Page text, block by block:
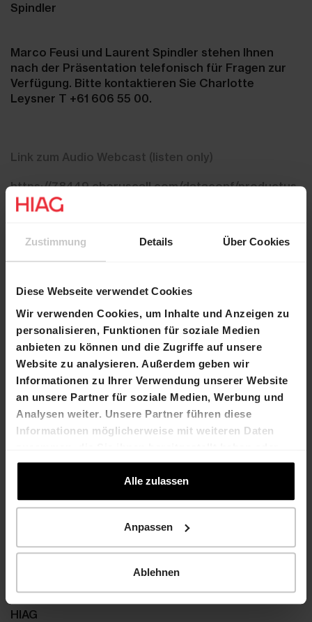
Zustimmung Details Über Cookies
Diese Webseite verwendet Cookies
Wir verwenden Cookies, um Inhalte und Anzeigen zu
personalisieren, Funktionen für soziale Medien
anbieten zu können und die Zugriffe auf unsere
Website zu analysieren. Außerdem geben wir
Informationen zu Ihrer Verwendung unserer Website
an unsere Partner für soziale Medien, Werbung und
Analysen weiter. Unsere Partner führen diese
Informationen möglicherweise mit weiteren Daten
die sie im Rahmen Ihrer Nutzung der Dienste
Alle zulassen
Anpassen
Ablehnen
Spindler
Marco Feusi und Laurent Spindler stehen Ihnen
nach der Präsentation telefonisch für Fragen zur
Verfügung. Bitte kontaktieren Sie Charlotte
Leysner T +61 606 55 00.
Link zum Audio Webcast (listen only)
https://78449.choruscall.com/dataconf/productus
ers/hiag/mediaframe/30200/indexl.html
Einwahlnummern zur Telefonkonferenz:
+41 (0) 58 310 50 00 (Schweiz / Europe)
+44 (0) 207 107 06 13 (UK)
+1 (1) 631 570 56 13 (USA)
Eine Aufzeichnung des Webcast steht nach der
Präsentation unter folgendem Link zur Verfügung:
Verfügung:
ers/hiag/mediaframe/30200/indexl.html
Eine Anmeldung im Vorfeld ist nicht erforderlich.
HIAG